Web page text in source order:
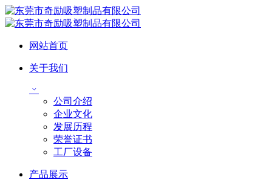
网站首页
关于我们
公司介绍
企业文化
发展历程
荣誉证书
工厂设备
产品展示